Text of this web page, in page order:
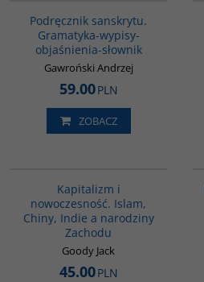
Podręcznik sanskrytu.
Gramatyka-wypisy-
objaśnienia-słownik
Gawroński Andrzej
59.00PLN
ZOBACZ
Kapitalizm i
nowoczesność. Islam,
Chiny, Indie a narodziny
Zachodu
Goody Jack
45.00PLN